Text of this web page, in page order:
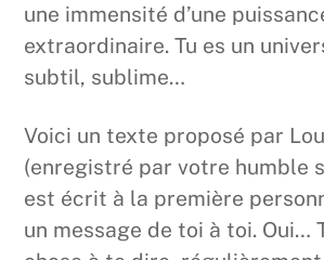
une immensité d’une
extraordinaire. Tu es un
subtil, sublime…
Voici un texte proposé par
(enregistré par votre humble
est écrit à la première
un message de toi à toi. Oui…